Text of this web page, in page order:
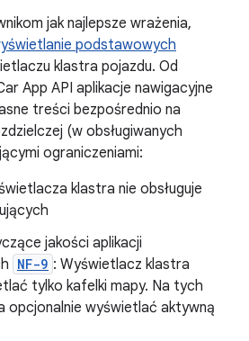
jak najlepsze wrażenia,
podstawowych
klastra pojazdu. Od
App API aplikacje nawigacyjne
treści bezpośrednio na
(w obsługiwanych
ograniczeniami:
klastra nie obsługuje
jakości aplikacji
NF-9 : Wyświetlacz klastra
tylko kafelki mapy. Na tych
opcjonalnie wyświetlać aktywną